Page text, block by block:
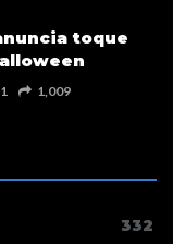
toque
1,009
332